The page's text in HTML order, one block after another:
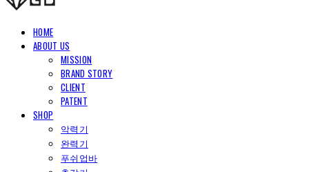
HOME
ABOUT US
MISSION
BRAND STORY
CLIENT
PATENT
SHOP
악력기
완력기
푸쉬업바